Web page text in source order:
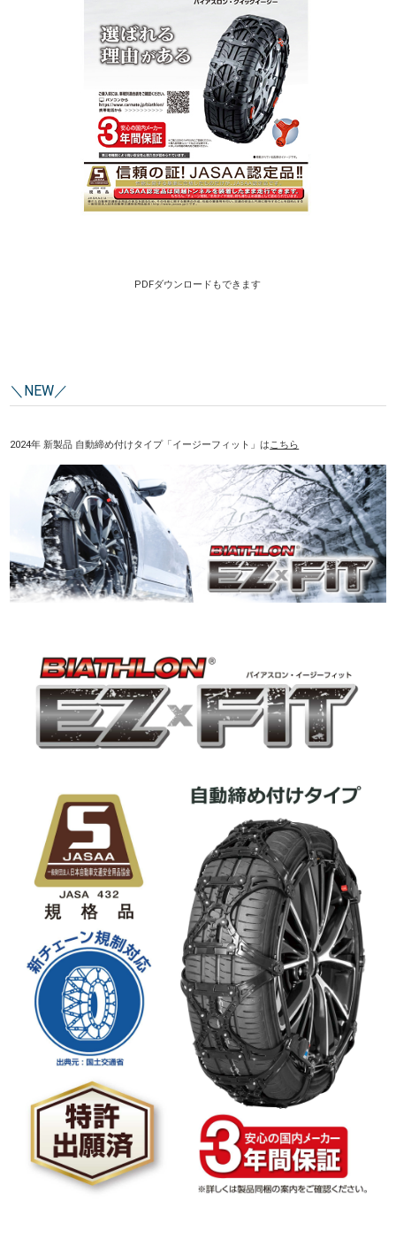
PDFダウンロードもできます
＼NEW／
2024年 新製品 自動締め付けタイプ「イージーフィット」はこちら